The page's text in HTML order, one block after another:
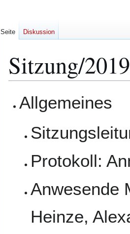
Sitzung/
Navigation
SucheAllgemeines
Protokoll:
Anwesende
Heinze,
Seite Diskussion